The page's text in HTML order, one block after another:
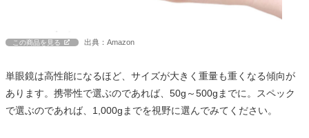
この商品を見る 出典：Amazon
単眼鏡は高性能になるほど、サイズが大きく重量も重くなる傾向が
あります。携帯性で選ぶのであれば、50g～500gまでに。スペック
で選ぶのであれば、1,000gまでを視野に選んでみてください。